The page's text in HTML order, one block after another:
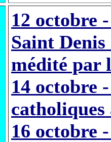
12 octobre
Saint
médité par
14 octobre
16 octobre